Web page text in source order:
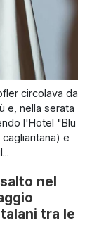
circolava da
e, nella serata
l'Hotel "Blu
e
nel
tra le